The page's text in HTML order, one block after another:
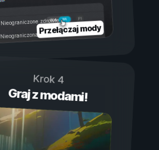
Wł.
Wył.
Nieograniczone zdrowie
Nieograniczona wytrzymałość
Przełączaj mody
Krok 4
Graj z modami!